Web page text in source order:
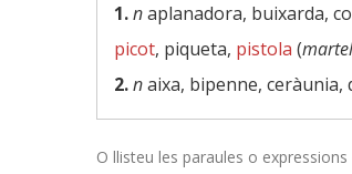
1.naplanadora, buixarda,
picot, piqueta, pistola (
2.naixa, bipenne,
O llisteu les paraules o